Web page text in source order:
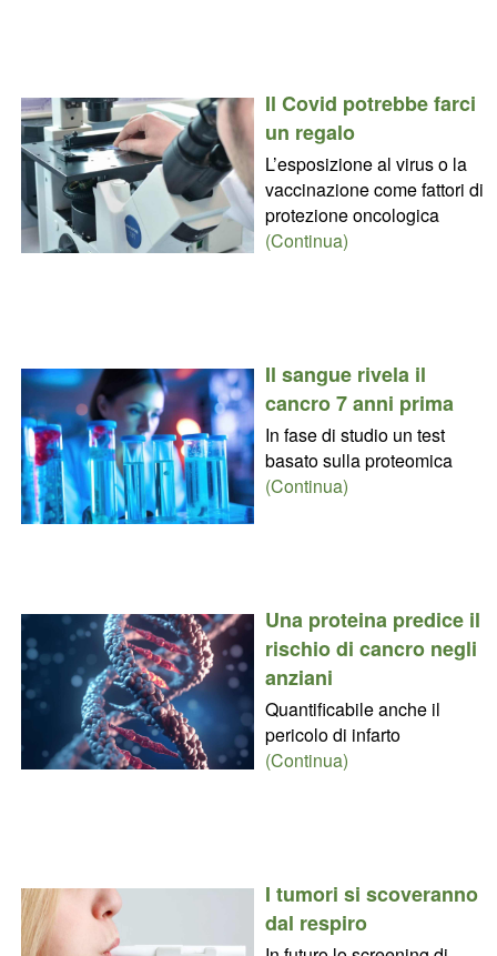
Il Covid potrebbe farci
un regalo
L’esposizione al virus o la
vaccinazione come fattori di
protezione oncologica
(Continua)
Il sangue rivela il
cancro 7 anni prima
In fase di studio un test
basato sulla proteomica
(Continua)
Una proteina predice il
rischio di cancro negli
anziani
Quantificabile anche il
pericolo di infarto
(Continua)
I tumori si scoveranno
dal respiro